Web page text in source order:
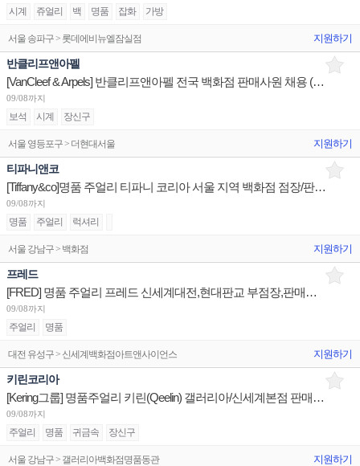
시계 쥬얼리 백 명품 잡화 가방
서울 송파구 > 롯데에비뉴엘잠실점 지원하기
반클리프앤아펠
[VanCleef & Arpels] 반클리프앤아펠 전국 백화점 판매사원 채용 (리치몬트코리아)
09/08까지
보석 시계 장신구
서울 영등포구 > 더현대서울 지원하기
티파니앤코
[Tiffany&co]명품 주얼리 티파니 코리아 서울 지역 백화점 점장/판매사원/OP 채용
09/08까지
명품 주얼리 럭셔리
서울 강남구 > 백화점 지원하기
프레드
[FRED] 명품 주얼리 프레드 신세계대전,현대판교 부점장,판매사원/신세계광주 점장 채용
09/08까지
주얼리 명품
대전 유성구 > 신세계백화점아트앤사이언스 지원하기
키린코리아
[Kering그룹] 명품주얼리 키린(Qeelin) 갤러리아/신세계본점 판매사원 채용
09/08까지
주얼리 명품 귀금속 장신구
서울 강남구 > 갤러리아백화점명품동관 지원하기